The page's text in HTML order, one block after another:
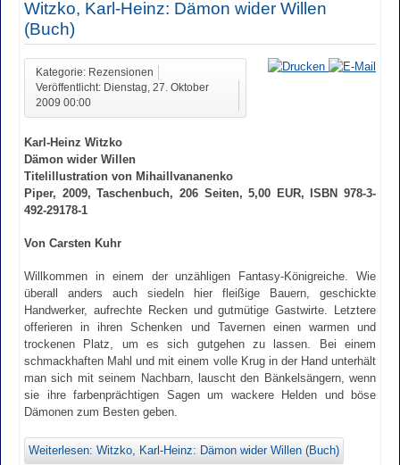
Witzko, Karl-Heinz: Dämon wider Willen
(Buch)
Kategorie: Rezensionen
Veröffentlicht: Dienstag, 27. Oktober
2009 00:00
Karl-Heinz Witzko
Dämon wider Willen
Titelillustration von Mihaillvananenko
Piper, 2009, Taschenbuch, 206 Seiten, 5,00 EUR, ISBN 978-3-
492-29178-1
Von Carsten Kuhr
Willkommen in einem der unzähligen Fantasy-Königreiche. Wie
überall anders auch siedeln hier fleißige Bauern, geschickte
Handwerker, aufrechte Recken und gutmütige Gastwirte. Letztere
offerieren in ihren Schenken und Tavernen einen warmen und
trockenen Platz, um es sich gutgehen zu lassen. Bei einem
schmackhaften Mahl und mit einem volle Krug in der Hand unterhält
man sich mit seinem Nachbarn, lauscht den Bänkelsängern, wenn
sie ihre farbenprächtigen Sagen um wackere Helden und böse
Dämonen zum Besten geben.
Weiterlesen: Witzko, Karl-Heinz: Dämon wider Willen (Buch)